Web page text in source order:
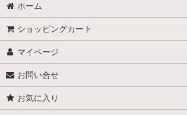
ホーム
ショッピングカート
マイページ
お問い合せ
お気に入り